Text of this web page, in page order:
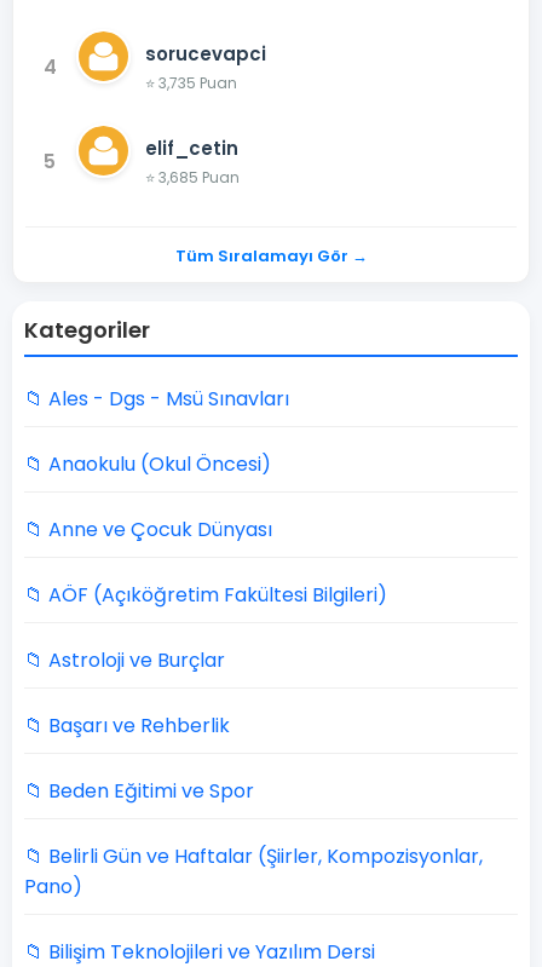
4 sorucevapci
⭐ 3,735 Puan
5 elif_cetin
⭐ 3,685 Puan
Tüm Sıralamayı Gör →
Kategoriler
📁 Ales - Dgs - Msü Sınavları
📁 Anaokulu (Okul Öncesi)
📁 Anne ve Çocuk Dünyası
📁 AÖF (Açıköğretim Fakültesi Bilgileri)
📁 Astroloji ve Burçlar
📁 Başarı ve Rehberlik
📁 Beden Eğitimi ve Spor
📁 Belirli Gün ve Haftalar (Şiirler, Kompozisyonlar,
Pano)
📁 Bilişim Teknolojileri ve Yazılım Dersi